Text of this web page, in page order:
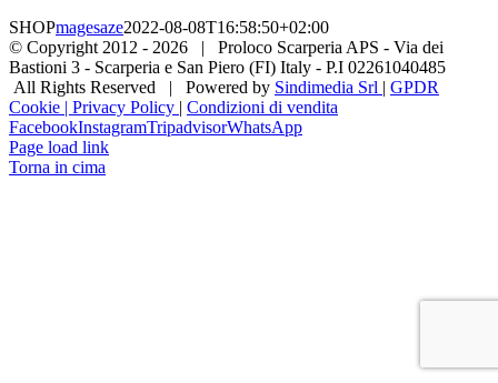
SHOPmagesaze2022-08-08T16:58:50+02:00
© Copyright 2012 - 2026 | Proloco Scarperia APS - Via dei
Bastioni 3 - Scarperia e San Piero (FI) Italy - P.I 02261040485
All Rights Reserved | Powered by Sindimedia Srl | GPDR
Cookie | Privacy Policy | Condizioni di vendita
FacebookInstagramTripadvisorWhatsApp
Page load link
Torna in cima